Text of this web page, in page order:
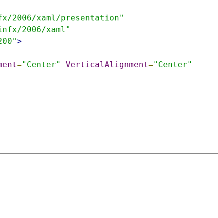
2006/xaml/presentation"
2006/xaml"
>
="Center" VerticalAlignment="Center"